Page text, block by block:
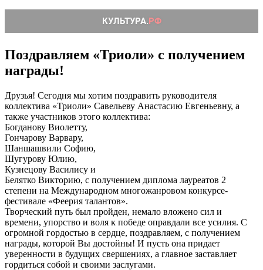
Поздравляем «Триоли» с получением
награды!
Друзья! Сегодня мы хотим поздравить руководителя
коллектива «Триоли» Савельеву Анастасию Евгеньевну, а
также участников этого коллектива:
Богданову Виолетту,
Гончарову Варвару,
Шаншашвили Софию,
Шугурову Юлию,
Кузнецову Василису и
Белятко Викторию, с получением диплома лауреатов 2
степени на Международном многожанровом конкурсе-
фестивале «Феерия талантов».
Творческий путь был пройден, немало вложено сил и
времени, упорство и воля к победе оправдали все усилия. С
огромной гордостью в сердце, поздравляем, с получением
награды, которой Вы достойны! И пусть она придает
уверенности в будущих свершениях, а главное заставляет
гордиться собой и своими заслугами.